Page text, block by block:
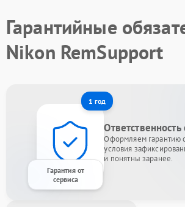
Гарантийные
Nikon RemSupport
1 год
Гарантия от
сервиса
Ответственность
Оформляем гарантию
условия
и понятны заранее.